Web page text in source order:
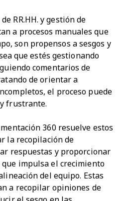
RR.HH. y gestión de
a procesos manuales que
son propensos a sesgos y
que estés gestionando
comentarios de
de orientar a
el proceso puede
frustrante.
360 resuelve estos
la recopilación de
respuestas y proporcionar
impulsa el crecimiento
del equipo. Estas
a recopilar opiniones de